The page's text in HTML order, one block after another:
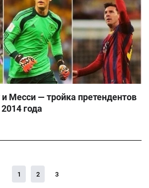
Месси — тройка претендентов
года
1 2 3